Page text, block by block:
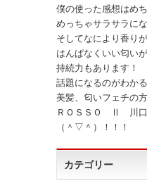
僕の使った感想はめ
めっちゃサラサラに
そしてなにより香り
はんぱなくいい匂い
持続力もあります！
話題になるのがわか
美髪、匂いフェチの
ＲＯＳＳＯ Ⅱ 川口
（＾▽＾）！！！
カテゴリー